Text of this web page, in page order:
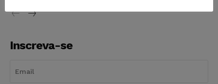
Inscreva-se